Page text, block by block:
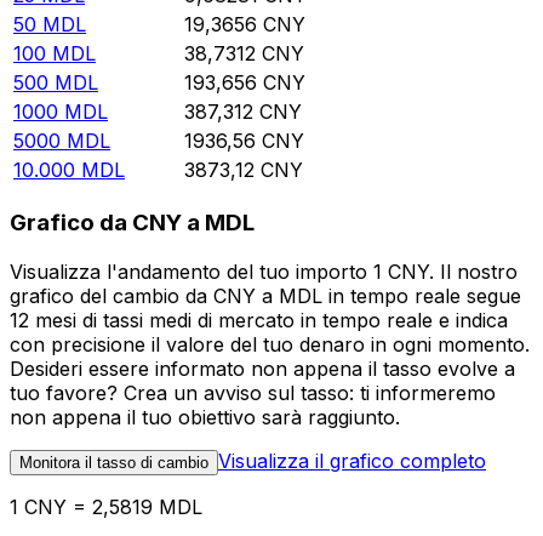
50 MDL 19,3656 CNY
100 MDL 38,7312 CNY
500 MDL 193,656 CNY
1000 MDL 387,312 CNY
5000 MDL 1936,56 CNY
10.000 MDL 3873,12 CNY
Grafico da CNY a MDL
Visualizza l'andamento del tuo importo 1 CNY. Il nostro
grafico del cambio da CNY a MDL in tempo reale segue
12 mesi di tassi medi di mercato in tempo reale e indica
con precisione il valore del tuo denaro in ogni momento.
Desideri essere informato non appena il tasso evolve a
tuo favore? Crea un avviso sul tasso: ti informeremo
non appena il tuo obiettivo sarà raggiunto.
Monitora il tasso di cambio Visualizza il grafico completo
1 CNY = 2,5819 MDL